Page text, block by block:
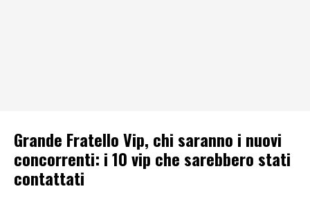
Grande Fratello Vip, chi saranno i nuovi
concorrenti: i 10 vip che sarebbero stati
contattati